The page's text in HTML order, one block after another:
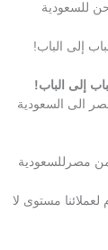
للسعودية
إلى الباب!
إلى الباب!
الى السعودية
مصرللسعودية
مستوى لا